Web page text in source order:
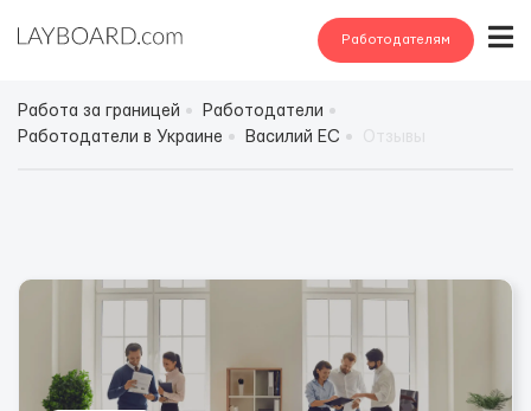
Работодателям
Работа за границей
Работодатели
Работодатели в Украине
Василий ЕС